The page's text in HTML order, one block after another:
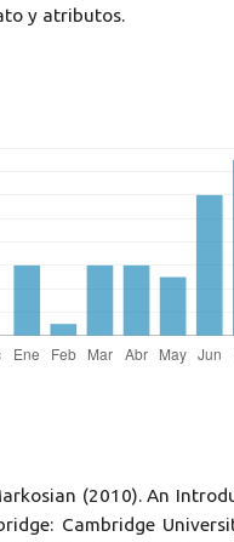
y atributos.
(2010). An
Cambridge